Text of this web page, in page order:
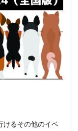
けるその他のイベ